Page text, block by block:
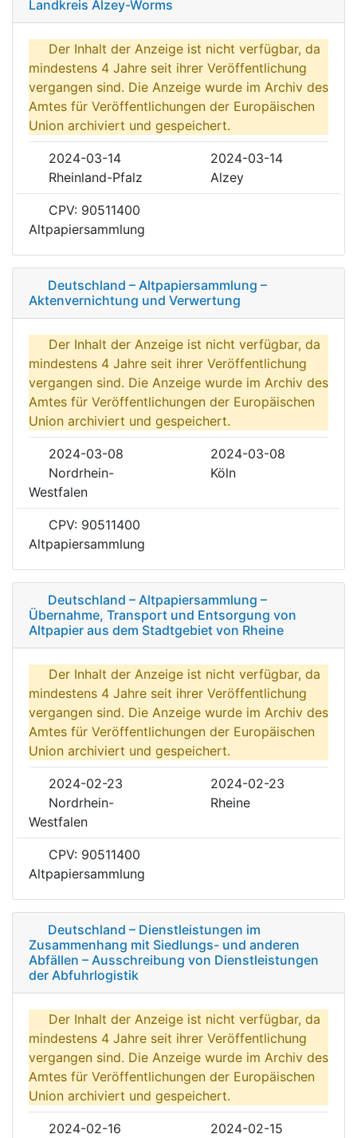
Landkreis Alzey-Worms
Der Inhalt der Anzeige ist nicht verfügbar, da
mindestens 4 Jahre seit ihrer Veröffentlichung
vergangen sind. Die Anzeige wurde im Archiv des
Amtes für Veröffentlichungen der Europäischen
Union archiviert und gespeichert.
2024-03-14
2024-03-14
Rheinland-Pfalz
Alzey
CPV: 90511400
Altpapiersammlung
Deutschland – Altpapiersammlung –
Aktenvernichtung und Verwertung
Der Inhalt der Anzeige ist nicht verfügbar, da
mindestens 4 Jahre seit ihrer Veröffentlichung
vergangen sind. Die Anzeige wurde im Archiv des
Amtes für Veröffentlichungen der Europäischen
Union archiviert und gespeichert.
2024-03-08
2024-03-08
Nordrhein-
Westfalen
Köln
CPV: 90511400
Altpapiersammlung
Deutschland – Altpapiersammlung –
Übernahme, Transport und Entsorgung von
Altpapier aus dem Stadtgebiet von Rheine
Der Inhalt der Anzeige ist nicht verfügbar, da
mindestens 4 Jahre seit ihrer Veröffentlichung
vergangen sind. Die Anzeige wurde im Archiv des
Amtes für Veröffentlichungen der Europäischen
Union archiviert und gespeichert.
2024-02-23
2024-02-23
Nordrhein-
Westfalen
Rheine
CPV: 90511400
Altpapiersammlung
Deutschland – Dienstleistungen im
Zusammenhang mit Siedlungs- und anderen
Abfällen – Ausschreibung von Dienstleistungen
der Abfuhrlogistik
Der Inhalt der Anzeige ist nicht verfügbar, da
mindestens 4 Jahre seit ihrer Veröffentlichung
vergangen sind. Die Anzeige wurde im Archiv des
Amtes für Veröffentlichungen der Europäischen
Union archiviert und gespeichert.
2024-02-16
2024-02-15